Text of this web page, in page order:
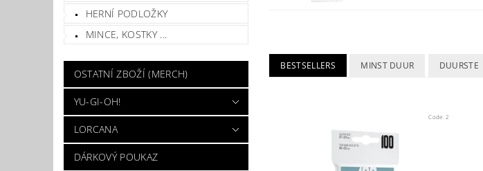
HERNÍ PODLOŽKY
MINCE, KOSTKY ...
OSTATNÍ ZBOŽÍ (MERCH)
YU-GI-OH!
LORCANA
DÁRKOVÝ POUKAZ
BESTSELLERS MINST DUUR DUURSTE
Code:2